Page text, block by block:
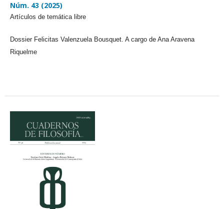
Núm. 43 (2025)
Artículos de temática libre
Dossier Felicitas Valenzuela Bousquet. A cargo de Ana Aravena
Riquelme